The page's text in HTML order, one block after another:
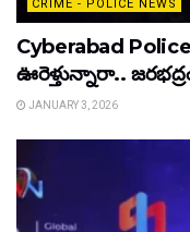
CRIME - POLICE NEWS
Cyberabad
ఊరెళ్తున్నారా..
JANUARY 3, 2026